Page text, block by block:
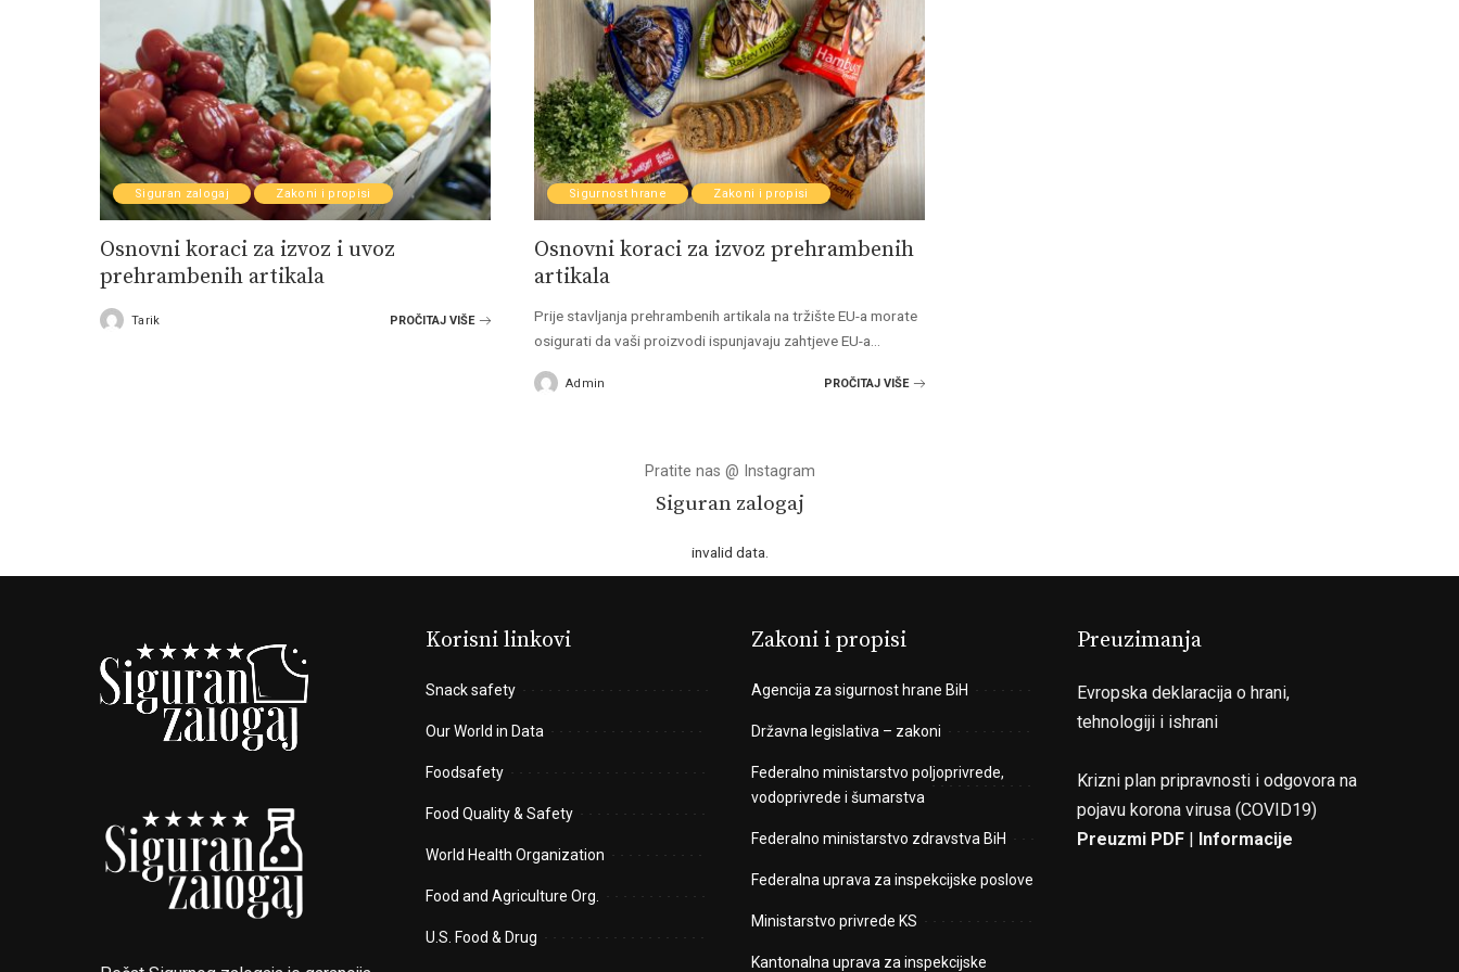
Siguran zalogaj Zakoni i propisi
Osnovni koraci za izvoz i uvoz
prehrambenih artikala
PostedTarik PROČITAJ VIŠE
Sigurnost hrane Zakoni i propisi
Osnovni koraci za izvoz prehrambenih
artikala
Prije stavljanja prehrambenih artikala na tržište EU-a morate
osigurati da vaši proizvodi ispunjavaju zahtjeve EU-a...
PostedAdmin PROČITAJ VIŠE
Pratite nas @ Instagram
Siguran zalogaj
invalid data.
Korisni linkovi
Snack safety
Our World in Data
Foodsafety
Food Quality & Safety
World Health Organization
Food and Agriculture Org.
U.S. Food & Drug
Zakoni i propisi
Agencija za sigurnost hrane BiH
Državna legislativa – zakoni
Federalno ministarstvo poljoprivrede,
vodoprivrede i šumarstva
Federalno ministarstvo zdravstva BiH
Federalna uprava za inspekcijske poslove
Ministarstvo privrede KS
Kantonalna uprava za inspekcijske
Preuzimanja
Evropska deklaracija o hrani,
tehnologiji i ishrani
Krizni plan pripravnosti i odgovora na
pojavu korona virusa (COVID19)
Preuzmi PDF
Informacije